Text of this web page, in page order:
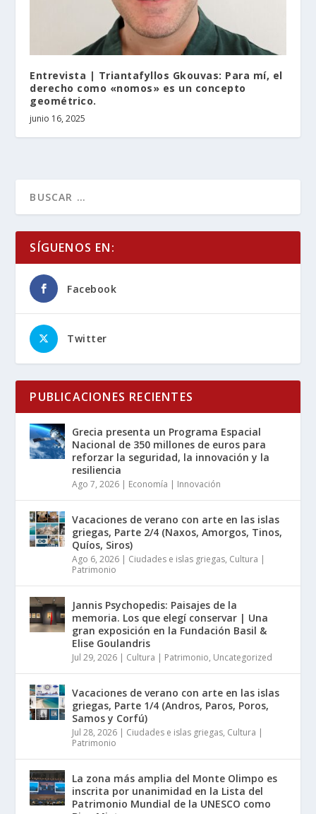
Entrevista | Triantafyllos Gkouvas: Para mí, el
derecho como «nomos» es un concepto
geométrico.
junio 16, 2025
SÍGUENOS EN:
Facebook
Twitter
PUBLICACIONES RECIENTES
Grecia presenta un Programa Espacial
Nacional de 350 millones de euros para
reforzar la seguridad, la innovación y la
resiliencia
Ago 7, 2026 | Economía | Innovación
Vacaciones de verano con arte en las islas
griegas, Parte 2/4 (Naxos, Amorgos, Tinos,
Quíos, Siros)
Ago 6, 2026 | Ciudades e islas griegas, Cultura |
Patrimonio
Jannis Psychopedis: Paisajes de la
memoria. Los que elegí conservar | Una
gran exposición en la Fundación Basil &
Elise Goulandris
Jul 29, 2026 | Cultura | Patrimonio, Uncategorized
Vacaciones de verano con arte en las islas
griegas, Parte 1/4 (Andros, Paros, Poros,
Samos y Corfú)
Jul 28, 2026 | Ciudades e islas griegas, Cultura |
Patrimonio
La zona más amplia del Monte Olimpo es
inscrita por unanimidad en la Lista del
Patrimonio Mundial de la UNESCO como